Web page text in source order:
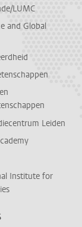
LUMC
and Global
Leiden
Institute for